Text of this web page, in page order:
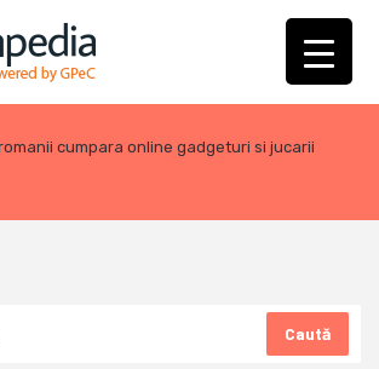
cumpara online gadgeturi si jucarii
Caută